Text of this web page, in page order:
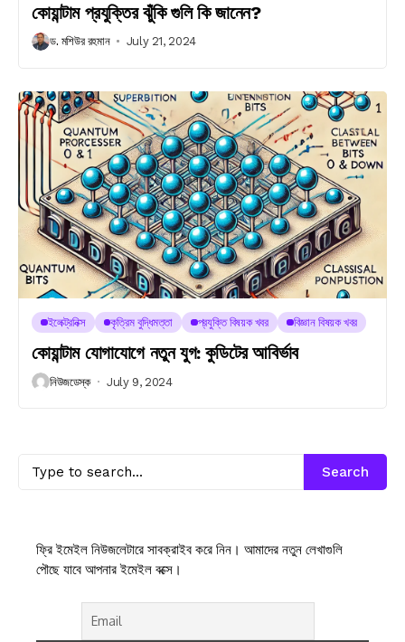
কোয়ান্টাম প্রযুক্তির ঝুঁকি গুলি কি জানেন?
ড. মশিউর রহমান July 21, 2024
ইলেক্ট্রনিক্স কৃত্রিম বুদ্ধিমত্তা প্রযুক্তি বিষয়ক খবর বিজ্ঞান বিষয়ক খবর
কোয়ান্টাম যোগাযোগে নতুন যুগ: কুডিটের আবির্ভাব
নিউজডেস্ক July 9, 2024
Search
ফ্রি ইমেইল নিউজলেটারে সাবক্রাইব করে নিন। আমাদের নতুন লেখাগুলি
পৌছে যাবে আপনার ইমেইল বক্সে।